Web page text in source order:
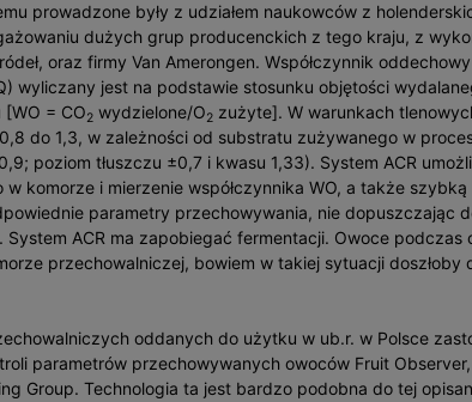
prowadzone były z udziałem naukowców z
dużych grup producenckich z tego kraju, z
oraz firmy Van Amerongen. Współczynnik
wyliczany jest na podstawie stosunku objętości
= CO2 wydzielone/O2 zużyte]. W warunkach
do 1,3, w zależności od substratu zużywanego w
poziom tłuszczu ±0,7 i kwasu 1,33). System ACR
komorze i mierzenie współczynnika WO, a także
parametry przechowywania, nie dopuszczając
ACR ma zapobiegać fermentacji. Owoce podczas
przechowalniczej, bowiem w takiej sytuacji doszłoby
oddanych do użytku w ub.r. w Polsce
parametrów przechowywanych owoców Fruit
Group. Technologia ta jest bardzo podobna do tej